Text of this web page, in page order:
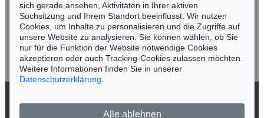
Auktion 397 - Lot 591
Ergebnis:€ 648
Jetzt zum Newsletter anmelden >
sich gerade ansehen, Aktivitäten in Ihrer aktiven
Suchsitzung und Ihrem Standort beeinflusst. Wir nutzen
Cookies, um Inhalte zu personalisieren und die Zugriffe auf
unsere Website zu analysieren. Sie können wählen, ob Sie
nur für die Funktion der Website notwendige Cookies
akzeptieren oder auch Tracking-Cookies zulassen möchten.
Weitere Informationen finden Sie in unserer
Datenschutzerklärung
Alle ablehnen